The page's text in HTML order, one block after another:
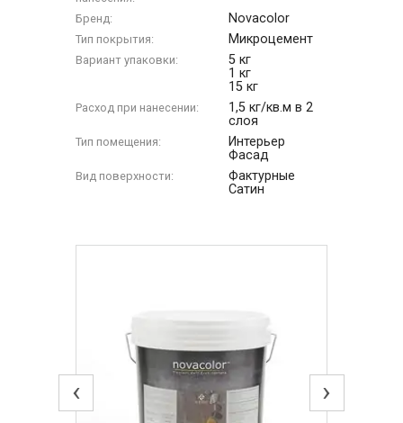
Бренд:
Novacolor
Тип покрытия: Микроцемент
Вариант упаковки:
5 кг
1 кг
15 кг
Расход при нанесении:
1,5 кг/кв.м в 2
слоя
Тип помещения:
Интерьер
Фасад
Вид поверхности:
Фактурные
Сатин
‹ ›